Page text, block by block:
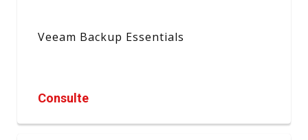
Veeam Backup Essentials
Consulte